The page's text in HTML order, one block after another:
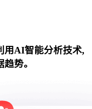
用AI智能分析技术,
势。